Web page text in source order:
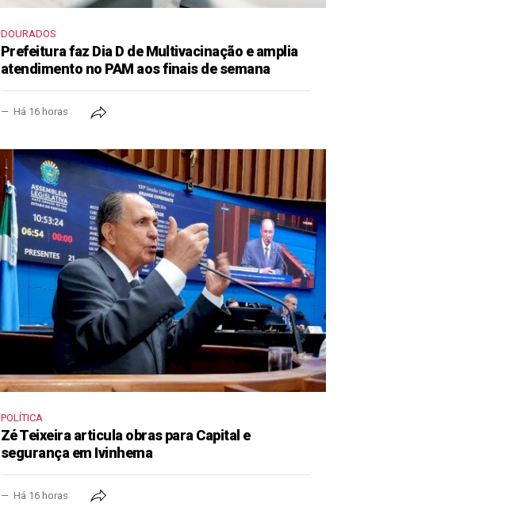
DOURADOS
Prefeitura faz Dia D de Multivacinação e amplia
atendimento no PAM aos finais de semana
Há 16 horas
POLÍTICA
Zé Teixeira articula obras para Capital e
segurança em Ivinhema
Há 16 horas